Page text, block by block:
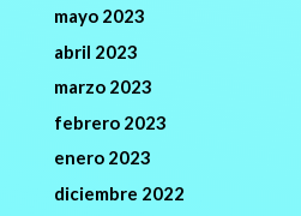
mayo 2023
abril 2023
marzo 2023
febrero 2023
enero 2023
diciembre 2022